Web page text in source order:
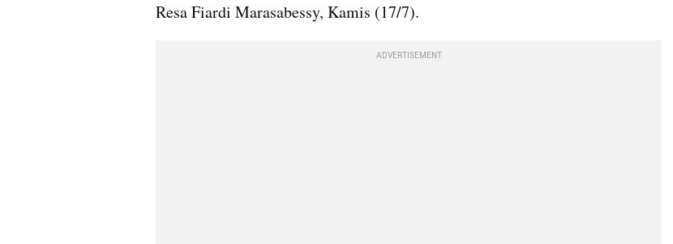
Resa Fiardi Marasabessy, Kamis (17/7).
ADVERTISEMENT